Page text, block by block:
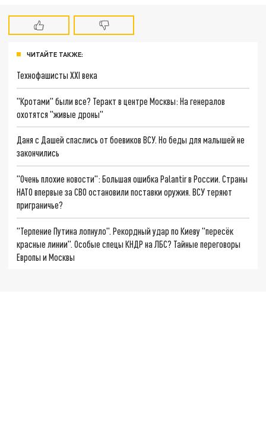
ЧИТАЙТЕ ТАКЖЕ:
Технофашисты XXI века
"Кротами" были все? Теракт в центре Москвы: На генералов
охотятся "живые дроны"
Даня с Дашей спаслись от боевиков ВСУ. Но беды для малышей не
закончились
"Очень плохие новости": Большая ошибка Palantir в России. Страны
НАТО впервые за СВО остановили поставки оружия. ВСУ теряют
приграничье?
"Терпение Путина лопнуло". Рекордный удар по Киеву "пересёк
красные линии". Особые спецы КНДР на ЛБС? Тайные переговоры
Европы и Москвы